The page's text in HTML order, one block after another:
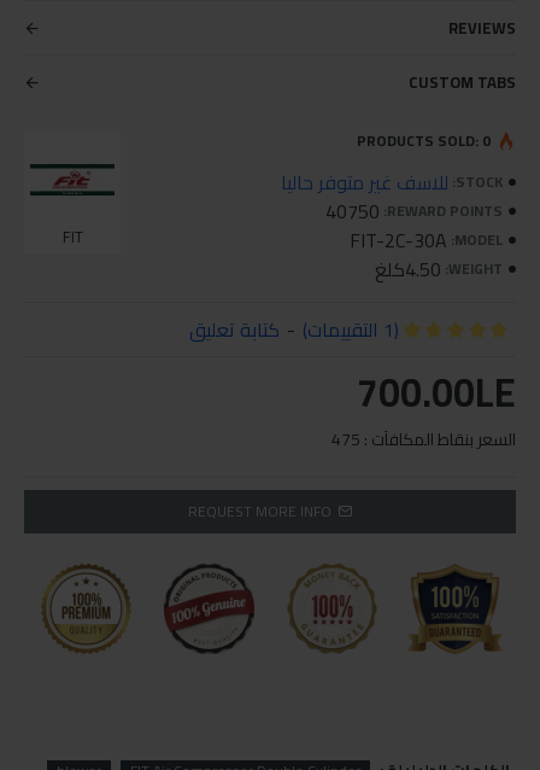
REVIEWS
CUSTOM TABS
STOCK: للاسف غير متوفر حاليا
REWARD POINTS:
40750
MODEL:
FIT-2C-30A
WEIGHT: 4.50كلغ
FIT
PRODUCTS SOLD: 0
(1 التقييمات) - كتابة تعليق
700.00LE
السعر بنقاط المكافآت : 475
REQUEST MORE INFO